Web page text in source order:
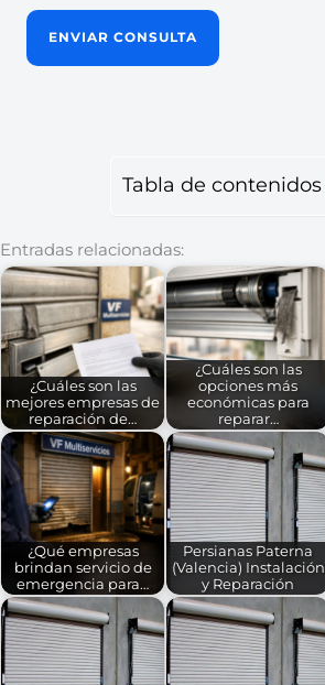
Tabla de contenidos
Entradas relacionadas:
¿Cuáles son las
mejores empresas de
reparación de…
¿Cuáles son las
opciones más
económicas para
reparar…
¿Qué empresas
brindan servicio de
emergencia para…
Persianas Paterna
(Valencia) Instalación
y Reparación